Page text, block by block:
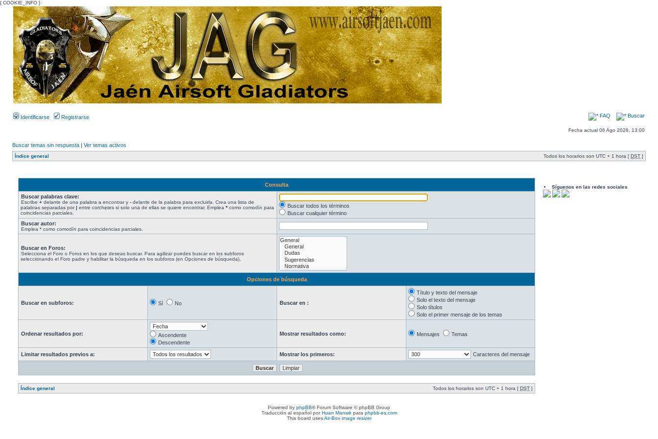
{ COOKIE_INFO }
Identificarse Registrarse FAQ Buscar
Fecha actual 06 Ago 2026, 13:00
Buscar temas sin respuesta | Ver temas activos
Índice general Todos los horarios son UTC + 1 hora [ DST ]
Consulta
Buscar palabras clave:
Escribe + delante de una palabra a encontrar y - delante de la palabra para excluirla. Crea una lista de
palabras separadas por| entre corchetes si solo una de ellas se quiere encontrar. Emplea * como comodín para
coincidencias parciales.
Buscar todos los términos
Buscar cualquier término
Buscar autor:
Emplea * como comodín para coincidencias parciales.
Buscar en Foros:
Selecciona el Foro o Foros en los que deseas buscar. Para agilizar puedes buscar en los subforos
seleccionando el Foro padre y habilitar la búsqueda en los subforos (en Opciones de búsqueda).
Opciones de búsqueda
Buscar en subforos: Sí No Buscar en :
Título y texto del mensaje
Solo el texto del mensaje
Solo títulos
Solo el primer mensaje de los temas
Ordenar resultados por:
Ascendente
Descendente
Mostrar resultados como: Mensajes Temas
Limitar resultados previos a: Mostrar los primeros: Caracteres del mensaje
Índice general Todos los horarios son UTC + 1 hora [ DST ]
Síguenos en las redes sociales
Powered by phpBB® Forum Software © phpBB Group
Traducción al español porHuan Manwë para phpbb-es.com
This board usesAir-Box image resizer